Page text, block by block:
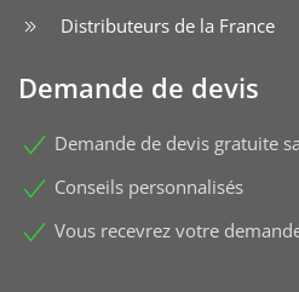
Distributeurs de la France
Demande de devis
Demande de devis gratuite
Conseils personnalisés
Vous recevrez votre